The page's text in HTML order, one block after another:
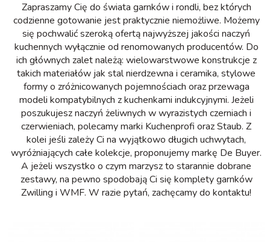
Zapraszamy Cię do świata garnków i rondli, bez których
codzienne gotowanie jest praktycznie niemożliwe. Możemy
się pochwalić szeroką ofertą najwyższej jakości naczyń
kuchennych wyłącznie od renomowanych producentów. Do
ich głównych zalet należą: wielowarstwowe konstrukcje z
takich materiałów jak stal nierdzewna i ceramika, stylowe
formy o zróżnicowanych pojemnościach oraz przewaga
modeli kompatybilnych z kuchenkami indukcyjnymi. Jeżeli
poszukujesz naczyń żeliwnych w wyrazistych czerniach i
czerwieniach, polecamy marki Kuchenprofi oraz Staub. Z
kolei jeśli zależy Ci na wyjątkowo długich uchwytach,
wyróżniających całe kolekcje, proponujemy markę De Buyer.
A jeżeli wszystko o czym marzysz to starannie dobrane
zestawy, na pewno spodobają Ci się komplety garnków
Zwilling i WMF. W razie pytań, zachęcamy do kontaktu!